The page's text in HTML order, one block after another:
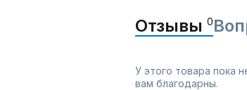
Отзывы 0
У этого товара пока
вам благодарны.